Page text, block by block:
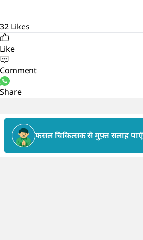
32 Likes
Like
Comment
Share
फसल चिकित्सक से मुफ़्त सलाह पाएँ